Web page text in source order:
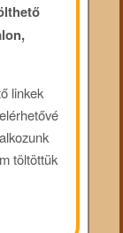
linkek
töltöttük